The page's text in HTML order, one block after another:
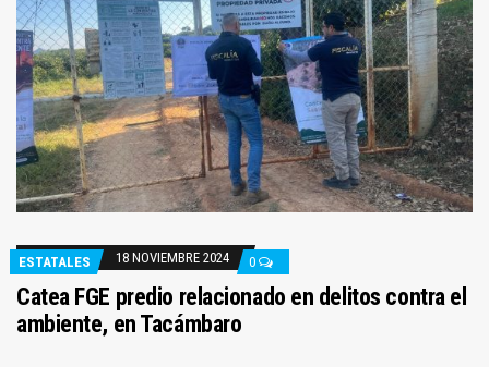
ESTATALES 18 NOVIEMBRE 2024 0
Catea FGE predio relacionado en delitos contra el
ambiente, en Tacámbaro